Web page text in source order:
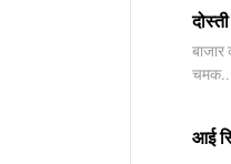
दोस्ती
चमक...
आई